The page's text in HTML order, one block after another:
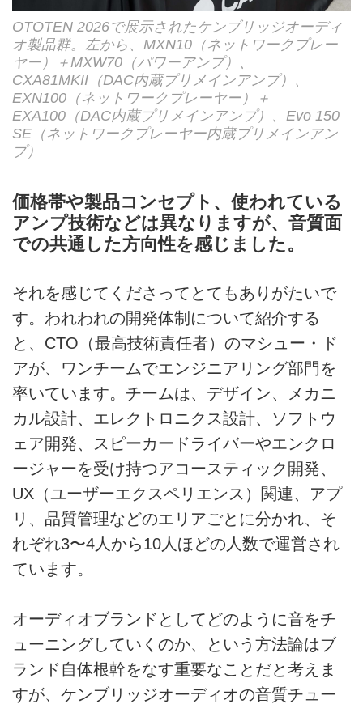
OTOTEN 2026で展示されたケンブリッジオーディ
オ製品群。左から、MXN10（ネットワークプレー
ヤー）＋MXW70（パワーアンプ）、
CXA81MKII（DAC内蔵プリメインアンプ）、
EXN100（ネットワークプレーヤー）＋
EXA100（DAC内蔵プリメインアンプ）、Evo 150
SE（ネットワークプレーヤー内蔵プリメインアン
プ）
価格帯や製品コンセプト、使われている
アンプ技術などは異なりますが、音質面
での共通した方向性を感じました。
それを感じてくださってとてもありがたいで
す。われわれの開発体制について紹介する
と、CTO（最高技術責任者）のマシュー・ド
アが、ワンチームでエンジニアリング部門を
率いています。チームは、デザイン、メカニ
カル設計、エレクトロニクス設計、ソフトウ
ェア開発、スピーカードライバーやエンクロ
ージャーを受け持つアコースティック開発、
UX（ユーザーエクスペリエンス）関連、アプ
リ、品質管理などのエリアごとに分かれ、そ
れぞれ3〜4人から10人ほどの人数で運営され
ています。
オーディオブランドとしてどのように音をチ
ューニングしていくのか、という方法論はブ
ランド自体根幹をなす重要なことだと考えま
すが、ケンブリッジオーディオの音質チュー